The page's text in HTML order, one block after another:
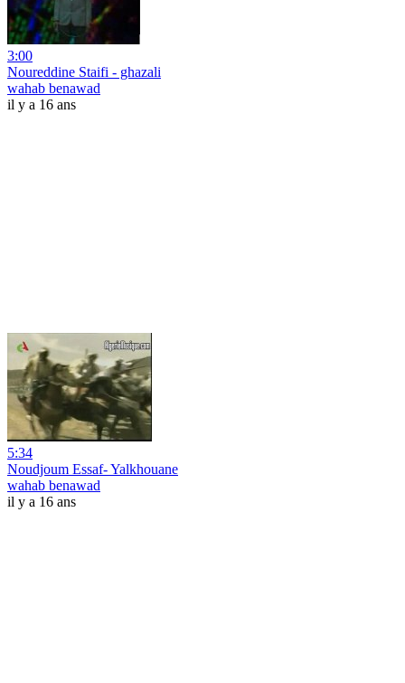
3:00
Noureddine Staifi - ghazali
wahab benawad
il y a 16 ans
5:34
Noudjoum Essaf- Yalkhouane
wahab benawad
il y a 16 ans